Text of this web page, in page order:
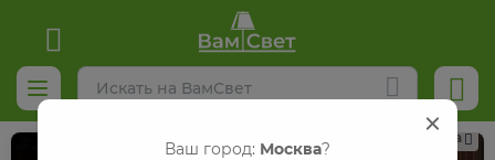
Реклама
Ваш город: Москва?